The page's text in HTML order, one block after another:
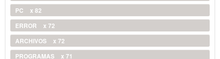
PC
x 82
ERROR
x 72
ARCHIVOS
x 72
PROGRAMAS
x 71